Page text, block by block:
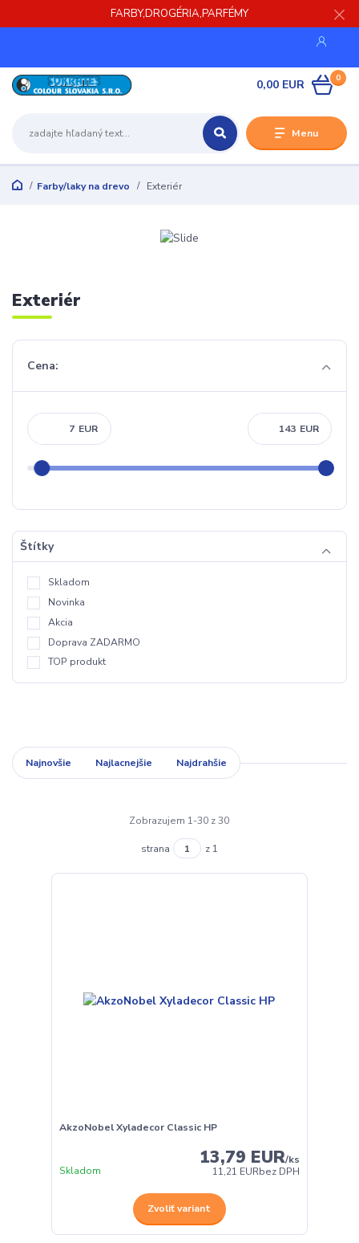
FARBY,DROGÉRIA,PARFÉMY
Menu
0
0,00 EUR
Farby/laky na drevo Exteriér
Exteriér
Cena:
EUR EUR
Štítky
Skladom
Novinka
Akcia
Doprava ZADARMO
TOP produkt
Najnovšie Najlacnejšie Najdrahšie
Zobrazujem 1-30 z 30
strana z 1
AkzoNobel Xyladecor Classic HP
13,79 EUR/ks
11,21 EURbez DPH
Skladom
Zvoliť variant